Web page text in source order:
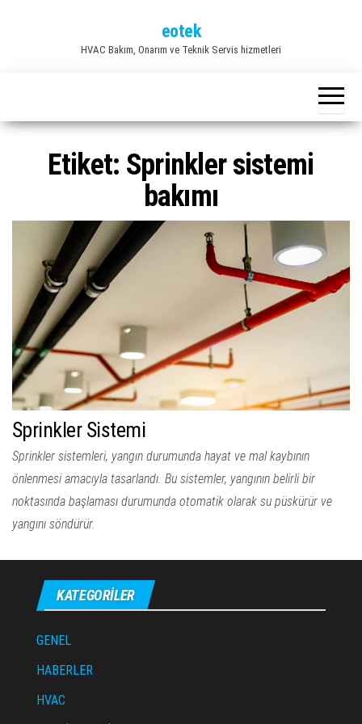
eotek
HVAC Bakım, Onarım ve Teknik Servis hizmetleri
Etiket: Sprinkler sistemi
bakımı
Sprinkler Sistemi
Sprinkler sistemleri, yangın durumunda hayat ve mal kaybının
önlenmesi amacıyla tasarlandı. Bu sistemler, yangının belirli bir
noktasında başlaması durumunda otomatik olarak su püskürür ve
yangını söndürür.
KATEGORILER
GENEL
HABERLER
HVAC